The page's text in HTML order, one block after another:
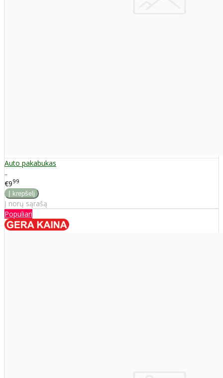
Auto pakabukas
..
€999
Į norų sąrašą
Populiari